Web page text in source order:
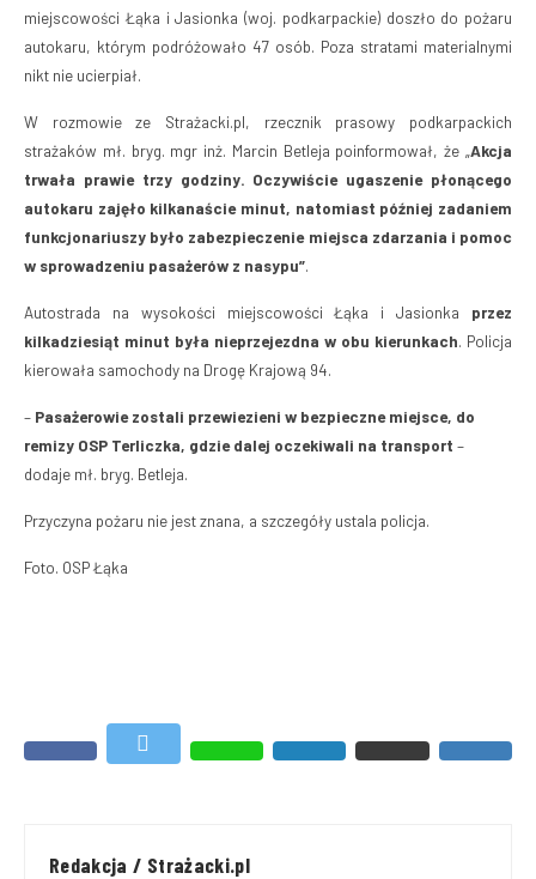
miejscowości Łąka i Jasionka (woj. podkarpackie) doszło do pożaru
autokaru, którym podróżowało 47 osób. Poza stratami materialnymi
nikt nie ucierpiał.
W rozmowie ze Strażacki.pl, rzecznik prasowy podkarpackich
strażaków mł. bryg. mgr inż. Marcin Betleja poinformował, że „Akcja
trwała prawie trzy godziny. Oczywiście ugaszenie płonącego
autokaru zajęło kilkanaście minut, natomiast później zadaniem
funkcjonariuszy było zabezpieczenie miejsca zdarzania i pomoc
w sprowadzeniu pasażerów z nasypu”.
Autostrada na wysokości miejscowości Łąka i Jasionka przez
kilkadziesiąt minut była nieprzejezdna w obu kierunkach. Policja
kierowała samochody na Drogę Krajową 94.
– Pasażerowie zostali przewiezieni w bezpieczne miejsce, do
remizy OSP Terliczka, gdzie dalej oczekiwali na transport –
dodaje mł. bryg. Betleja.
Przyczyna pożaru nie jest znana, a szczegóły ustala policja.
Foto. OSP Łąka
Redakcja / Strażacki.pl